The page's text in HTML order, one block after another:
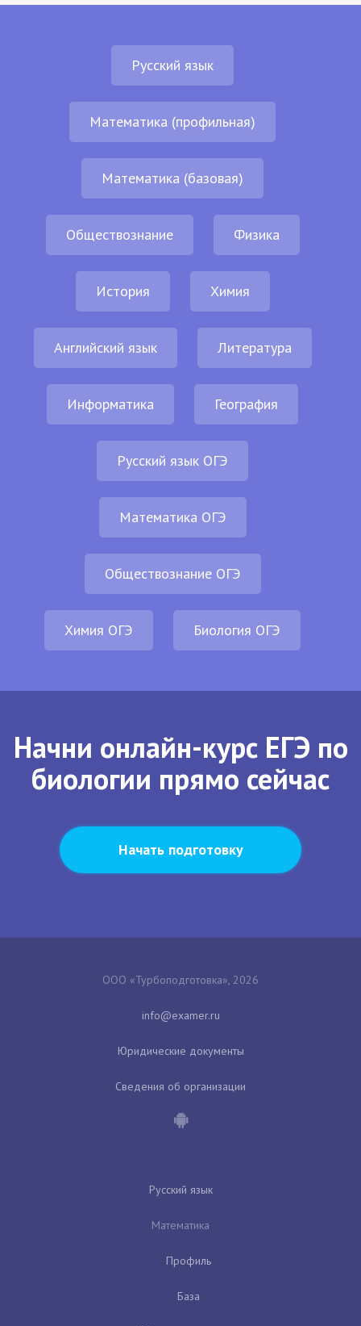
Русский язык
Математика (профильная)
Математика (базовая)
Обществознание Физика
История Химия
Английский язык Литература
Информатика География
Русский язык ОГЭ
Математика ОГЭ
Обществознание ОГЭ
Химия ОГЭ Биология ОГЭ
Начни онлайн-курс ЕГЭ по
биологии прямо сейчас
Начать подготовку
ООО «Турбоподготовка», 2026
Юридические документы
Сведения об организации
Русский язык
Математика
Профиль
База